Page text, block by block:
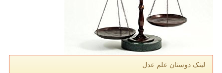
لینک دوستان علم عدل